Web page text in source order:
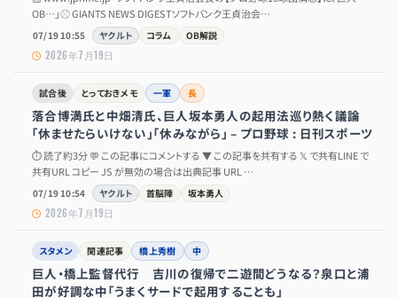
OB…」⚾ GIANTS NEWS DIGESTソフトバンク王貞治会…
07/19 10:55 ヤクルト コラム OB解説
2026年7月19日
試合後 とっておきメモ 一軍 長
落合博満氏と中畑清氏、巨人坂本勇人の起用法巡り熱く議論
「休ませたらいけない」「休みながら」 – プロ野球 : 日刊スポーツ
⏱ 読了約3分 💬 この記事にコメントする ▼ この記事を共有する 𝕏 で共有LINE で
共有URL コピー JS が無効の場合は出典記事 URL …
07/19 10:54 ヤクルト 首脳陣 坂本勇人
2026年7月19日
スタメン 関連記事 橋上秀樹 中
巨人・橋上監督代行 吉川の復帰で二遊間どうなる？泉口と浦
田が好調な中「うまくサードで起用することも」